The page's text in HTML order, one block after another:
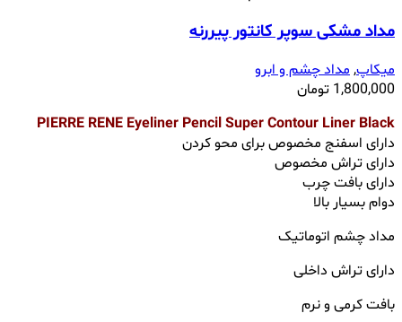
مداد مشکی سوپر کانتور پیررنه
میکاپ,مداد چشم و ابرو
1,800,000 تومان
PIERRE RENE Eyeliner Pencil Super Contour Liner Black
دارای اسفنج مخصوص برای محو کردن
دارای تراش مخصوص
دارای بافت چرب
دوام بسیار بالا
مداد چشم اتوماتیک
دارای تراش داخلی
بافت کرمی و نرم